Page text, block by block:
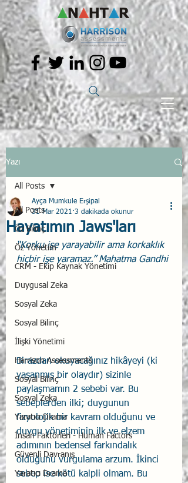
Yazı
All Posts
Öz Bilinç
Öz Yönetim
CRM - Ekip Kaynak Yönetimi
Duygusal Zeka
Sosyal Zeka
Sosyal Bilinç
İlişki Yönetimi
Harrison Assessments
Sosyal Bilinç
Sosyal Zeka
Yaratıcı Drama
İnsan Faktörleri - Human Factors
Güvenli Davranış
Yaratıcı Drama
All Posts
Hayatımın Jaws'ları
Ayça Mumkule Erşipal
31 Mar 2021 3 dakikada okunur
“Korku işe yarayabilir ama korkaklık
hiçbir işe yaramaz.” Mahatma Gandhi
Birazdan okuyacağınız hikâyeyi (ki
yaşanmış bir olaydır) sizinle
paylaşmamın 2 sebebi var. Bu
sebeplerden ilki; duygunun
fizyolojik bir kavram olduğunu ve
duygu yönetiminin ilk ve elzem
adımının bedensel farkındalık
olduğunu vurgulama arzum. İkinci
sebep ise kötü kalpli olmam. Bu